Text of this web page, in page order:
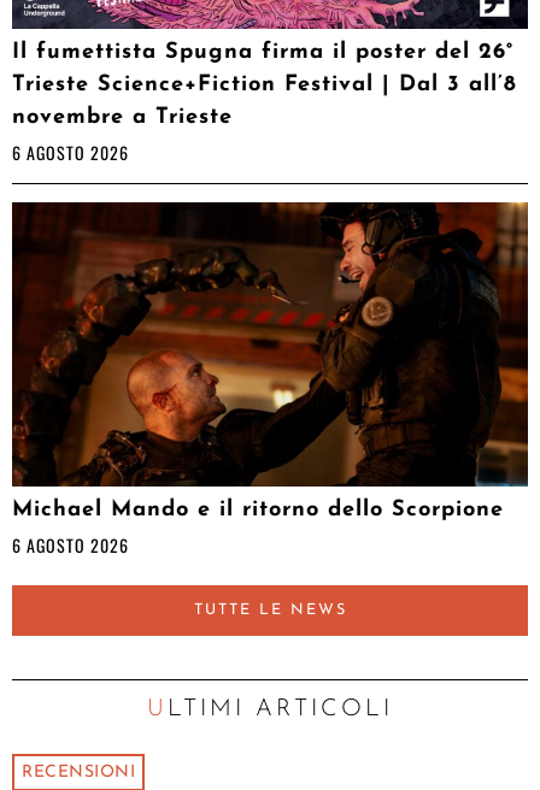
Il fumettista Spugna firma il poster del 26°
Trieste Science+Fiction Festival | Dal 3 all’8
novembre a Trieste
6 AGOSTO 2026
Michael Mando e il ritorno dello Scorpione
6 AGOSTO 2026
TUTTE LE NEWS
ULTIMI ARTICOLI
RECENSIONI